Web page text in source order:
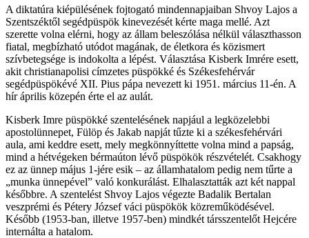
A diktatúra kiépülésének fojtogató mindennapjaiban Shvoy Lajos a
Szentszéktől segédpüspök kinevezését kérte maga mellé. Azt
szerette volna elérni, hogy az állam beleszólása nélkül választhasson
fiatal, megbízható utódot magának, de életkora és közismert
szívbetegsége is indokolta a lépést. Választása Kisberk Imrére esett,
akit christianapolisi címzetes püspökké és Székesfehérvár
segédpüspökévé XII. Pius pápa nevezett ki 1951. március 11-én. A
hír április közepén érte el az aulát.
Kisberk Imre püspökké szentelésének napjául a legközelebbi
apostolünnepet, Fülöp és Jakab napját tűzte ki a székesfehérvári
aula, ami keddre esett, mely megkönnyíttette volna mind a papság,
mind a hétvégeken bérmaúton lévő püspökök részvételét. Csakhogy
ez az ünnep május 1-jére esik – az államhatalom pedig nem tűrte a
„munka ünnepével” való konkurálást. Elhalasztatták azt két nappal
későbbre. A szentelést Shvoy Lajos végezte Badalik Bertalan
veszprémi és Pétery József váci püspökök közreműködésével.
Később (1953-ban, illetve 1957-ben) mindkét társszentelőt Hejcére
internálta a hatalom.